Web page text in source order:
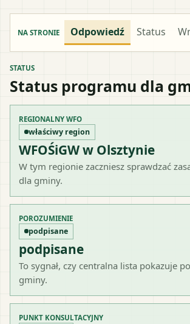
NA STRONIE Odpowiedź Status
STATUS
Status programu dla
REGIONALNY WFO
właściwy region
WFOŚiGW w Olsztynie
W tym regionie zaczniesz sprawdzać
dla gminy.
POROZUMIENIE
podpisane
podpisane
To sygnał, czy centralna lista pokazuje
gminy.
PUNKT KONSULTACYJNY